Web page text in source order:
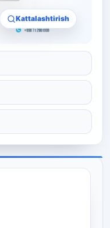
Kattalashtirish